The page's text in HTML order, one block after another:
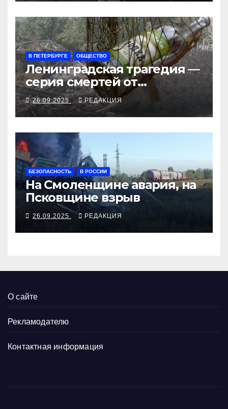
В ПЕТЕРБУРГЕ ОБЩЕСТВО
Ленинградская трагедия —
серия смертей от
алкосуррогата
26.09.2025 РЕДАКЦИЯ
БЕЗОПАСНОСТЬ В РОССИИ
На Смоленщине авария, на
Псковщине взрыв
26.09.2025 РЕДАКЦИЯ
О сайте
Рекламодателю
Контактная информация